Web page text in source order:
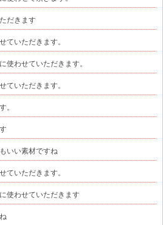
だきます
ていただきます。
使わせていただきます。
ていただきます。
。
いい素材ですね
ていただきます。
使わせていただきます